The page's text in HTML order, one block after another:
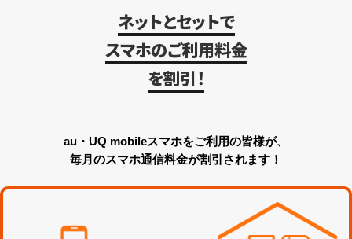
ネットとセットで
スマホのご利用料金
を割引！
au・UQ mobileスマホをご利用の皆様が、
毎月のスマホ通信料金が割引されます！